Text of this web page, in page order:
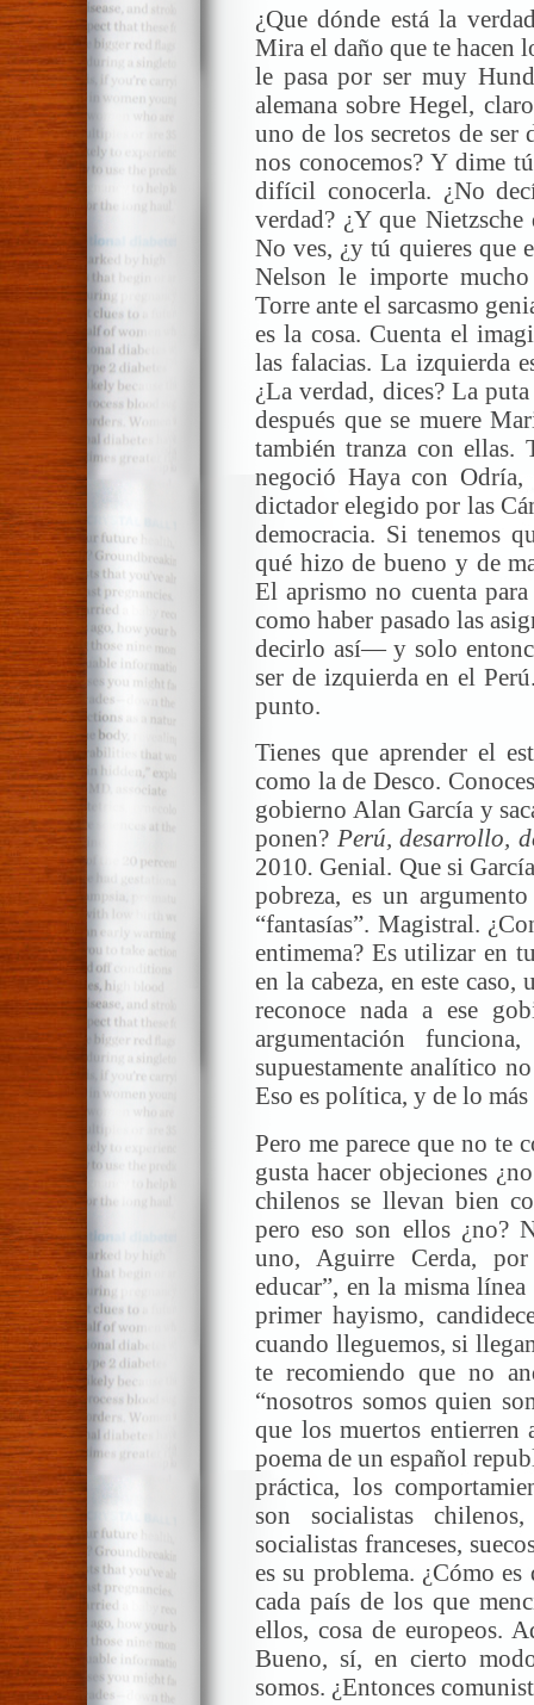
¿Que dónde está la
Mira el daño que te hacen
le pasa por ser muy
alemana sobre Hegel,
uno de los secretos de ser
nos conocemos? Y dime
difícil conocerla. ¿No
verdad? ¿Y que
No ves, ¿y tú quieres que
Nelson le importe
Torre ante el sarcasmo
es la cosa. Cuenta el
las falacias. La izquierda
¿La verdad, dices? La
después que se muere
también tranza con ellas.
negoció Haya con
dictador elegido por las
democracia. Si tenemos
qué hizo de bueno y de
El aprismo no cuenta
como haber pasado las
decirlo así— y solo
ser de izquierda en el
punto.
Tienes que aprender el
como la de Desco.
gobierno Alan García y
ponen? Perú, desarrollo,
2010. Genial. Que si
pobreza, es un
“fantasías”. Magistral.
entimema? Es utilizar en
en la cabeza, en este
reconoce nada a ese
argumentación
supuestamente analítico
Eso es política, y de lo más
Pero me parece que no te
gusta hacer objeciones
chilenos se llevan bien
pero eso son ellos ¿no?
uno, Aguirre Cerda,
educar”, en la misma
primer hayismo,
cuando lleguemos, si
te recomiendo que no
“nosotros somos quien
que los muertos entierren
poema de un español
práctica, los
son socialistas
socialistas franceses,
es su problema. ¿Cómo
cada país de los que
ellos, cosa de europeos.
Bueno, sí, en cierto
somos. ¿Entonces